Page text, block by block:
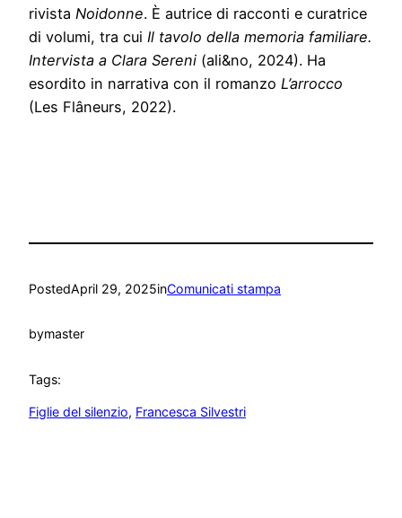
rivista Noidonne. È autrice di racconti e curatrice
di volumi, tra cui Il tavolo della memoria familiare.
Intervista a Clara Sereni (ali&no, 2024). Ha
esordito in narrativa con il romanzo L’arrocco
(Les Flâneurs, 2022).
PostedApril 29, 2025inComunicati stampa
bymaster
Tags:
Figlie del silenzio, Francesca Silvestri